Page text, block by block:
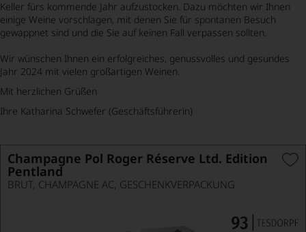
Keller fürs kommende Jahr aufzustocken. Dazu möchten wir Ihnen
einige Weine vorschlagen, mit denen Sie für spontanen Besuch
gewappnet sind und die Sie auf keinen Fall verpassen sollten.
Wir wünschen Ihnen ein erfolgreiches, genussvolles und gesundes
Jahr 2024 mit vielen großartigen Weinen.
Mit herzlichen Grüßen
Ihre Katharina Schwefer (Geschäftsführerin)
Champagne Pol Roger Réserve Ltd. Edition
Pentland
BRUT, CHAMPAGNE AC, GESCHENKVERPACKUNG